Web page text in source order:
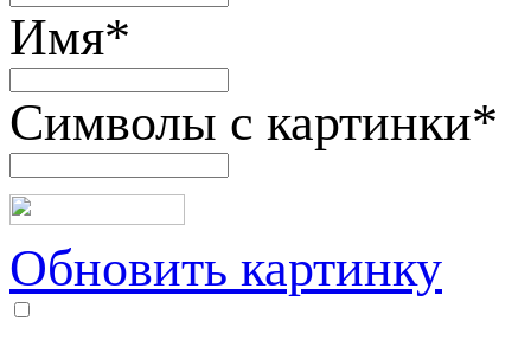
Имя*
Символы с картинки*
Обновить картинку